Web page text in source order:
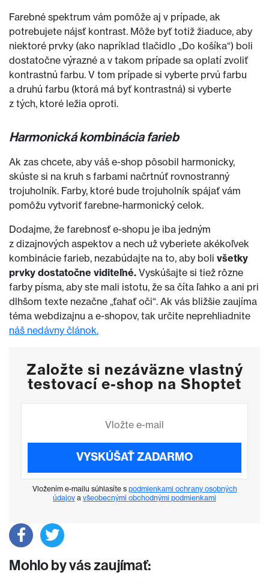
Farebné spektrum vám pomôže aj v prípade, ak
potrebujete nájsť kontrast. Môže byť totiž žiaduce, aby
niektoré prvky (ako napríklad tlačidlo „Do košíka“) boli
dostatočne výrazné a v takom prípade sa oplatí zvoliť
kontrastnú farbu. V tom prípade si vyberte prvú farbu
a druhú farbu (ktorá má byť kontrastná) si vyberte
z tých, ktoré ležia oproti.
Harmonická kombinácia farieb
Ak zas chcete, aby váš e-shop pôsobil harmonicky,
skúste si na kruh s farbami načrtnúť rovnostranný
trojuholník. Farby, ktoré bude trojuholník spájať vám
pomôžu vytvoriť farebne-harmonický celok.
Dodajme, že farebnosť e-shopu je iba jedným
z dizajnových aspektov a nech už vyberiete akékoľvek
kombinácie farieb, nezabúdajte na to, aby boli všetky
prvky dostatočne viditeľné. Vyskúšajte si tiež rôzne
farby písma, aby ste mali istotu, že sa číta ľahko a ani pri
dlhšom texte nezačne „ťahať oči“. Ak vás bližšie zaujíma
téma webdizajnu a e-shopov, tak určite neprehliadnite
náš nedávny článok.
Založte si nezáväzne vlastný
testovací e-shop na Shoptet
VYSKÚŠAŤ ZADARMO
Vložením e-mailu súhlasíte s podmienkami ochrany osobných
údajov a všeobecnými obchodnými podmienkami
Mohlo by vás zaujímať: